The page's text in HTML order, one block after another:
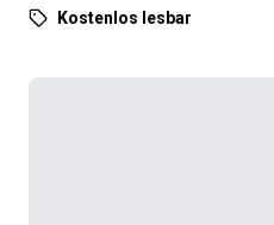
Kostenlos lesbar